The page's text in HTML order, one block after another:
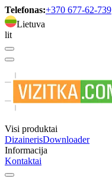
Telefonas:+370 677-62-739
Lietuva
lit
Visi produktai
DizainerisDownloader
Informacija
Kontaktai